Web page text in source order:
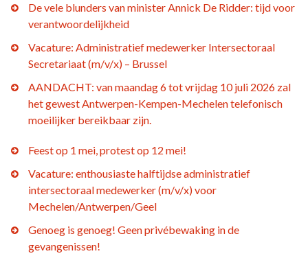
De vele blunders van minister Annick De Ridder: tijd voor
verantwoordelijkheid
Vacature: Administratief medewerker Intersectoraal
Secretariaat (m/v/x) – Brussel
AANDACHT: van maandag 6 tot vrijdag 10 juli 2026 zal
het gewest Antwerpen-Kempen-Mechelen telefonisch
moeilijker bereikbaar zijn.
Feest op 1 mei, protest op 12 mei!
Vacature: enthousiaste halftijdse administratief
intersectoraal medewerker (m/v/x) voor
Mechelen/Antwerpen/Geel
Genoeg is genoeg! Geen privébewaking in de
gevangenissen!